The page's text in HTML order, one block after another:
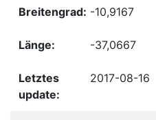
-10,9167
-37,0667
2017-08-16